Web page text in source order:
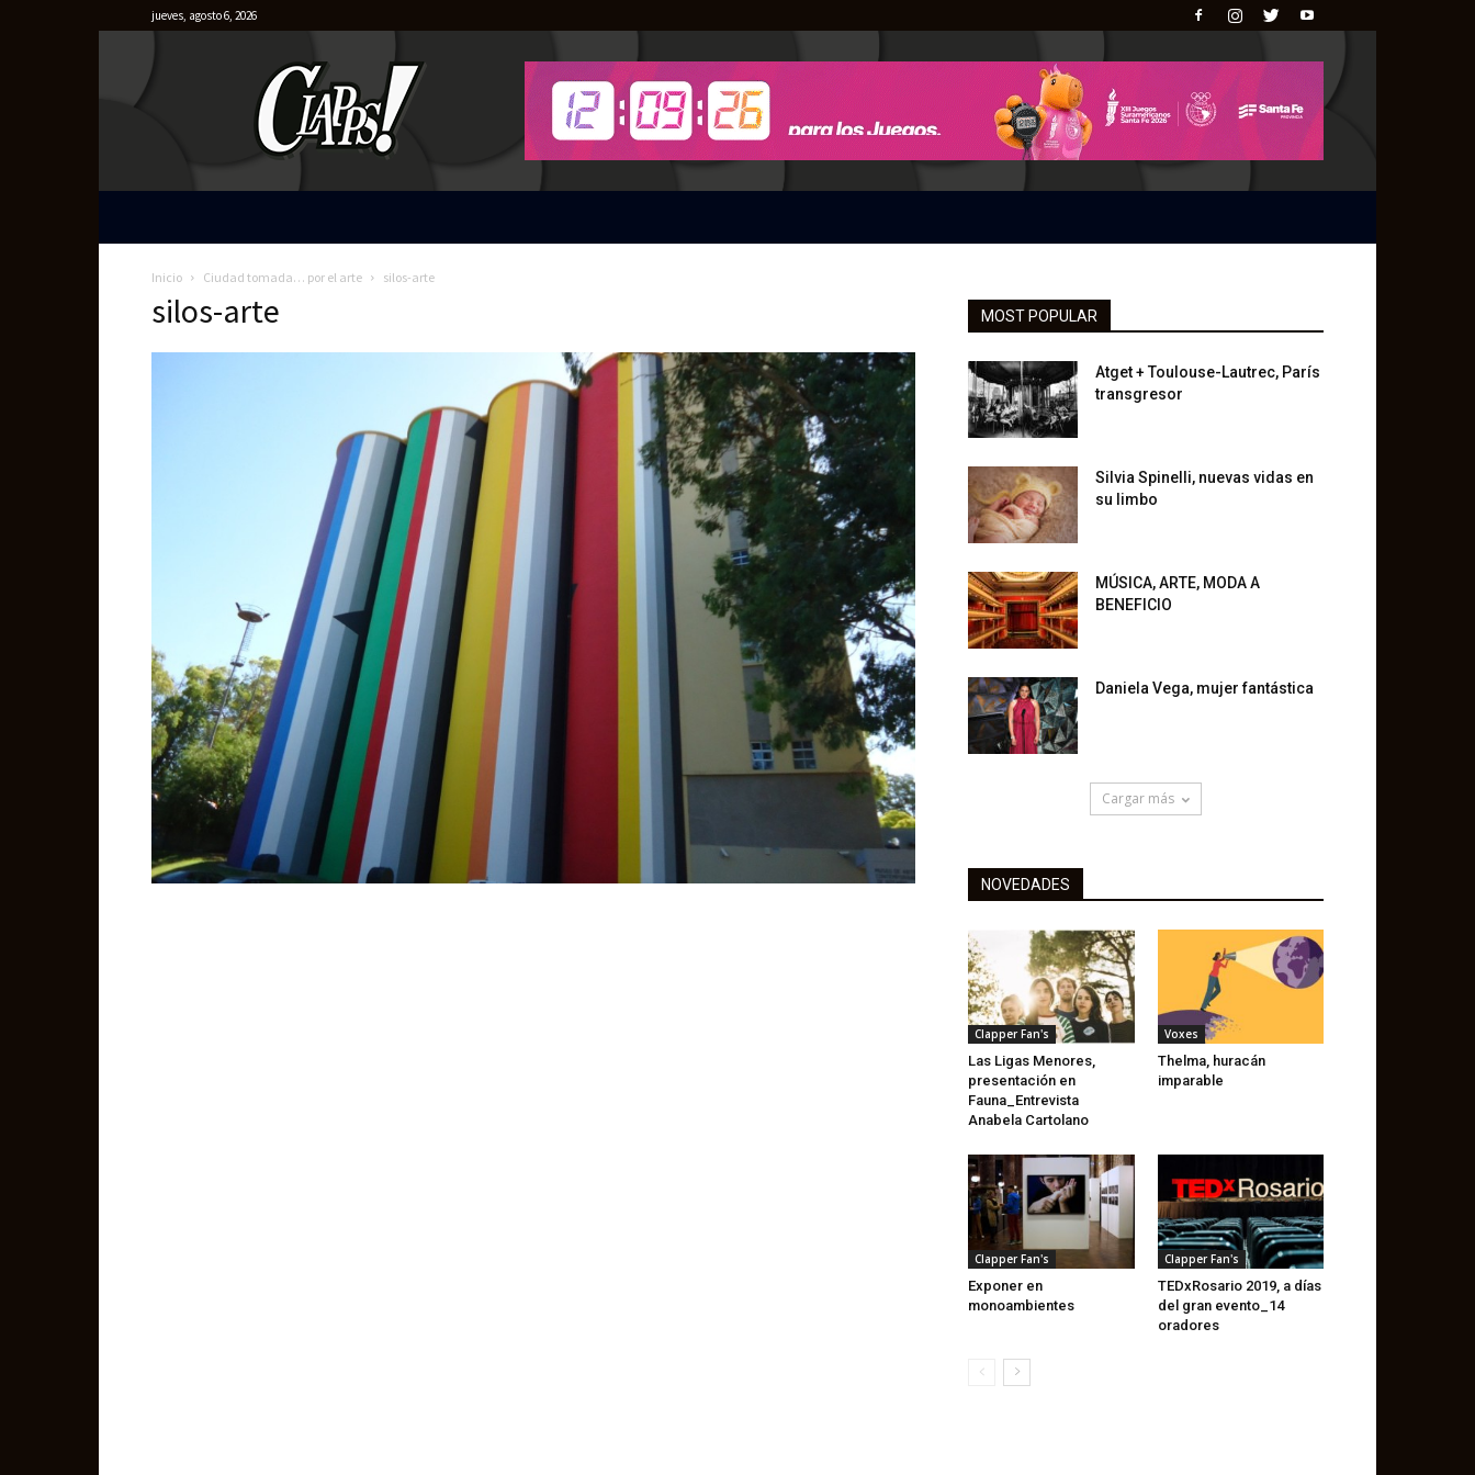
jueves, agosto 6, 2026
Inicio Ciudad tomada… por el arte silos-arte
silos-arte MOST POPULAR
Atget + Toulouse-Lautrec, París
transgresor
Silvia Spinelli, nuevas vidas en
su limbo
MÚSICA, ARTE, MODA A
BENEFICIO
Daniela Vega, mujer fantástica
Cargar más
NOVEDADES
Clapper Fan's
Las Ligas Menores,
presentación en
Fauna_Entrevista
Anabela Cartolano
Voxes
Thelma, huracán
imparable
Clapper Fan's
Exponer en
monoambientes
Clapper Fan's
TEDxRosario 2019, a días
del gran evento_14
oradores